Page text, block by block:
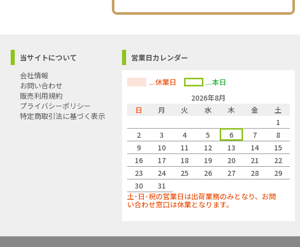
当サイトについて
会社情報
お問い合わせ
販売利用規約
プライバシーポリシー
特定商取引法に基づく表示
営業日カレンダー
...休業日
...本日
2026年8月
日
月 火 水 木 金
土
1
2
3 4 5 6 7
8
9
10 11 12 13 14
15
16
17 18 19 20 21
22
23
24 25 26 27 28
29
30
31
土･日･祝の営業日は出荷業務のみとなり、お問
い合わせ窓口は休業となります。